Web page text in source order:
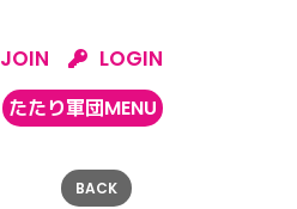
JOIN LOGIN
たたり軍団MENU
BACK